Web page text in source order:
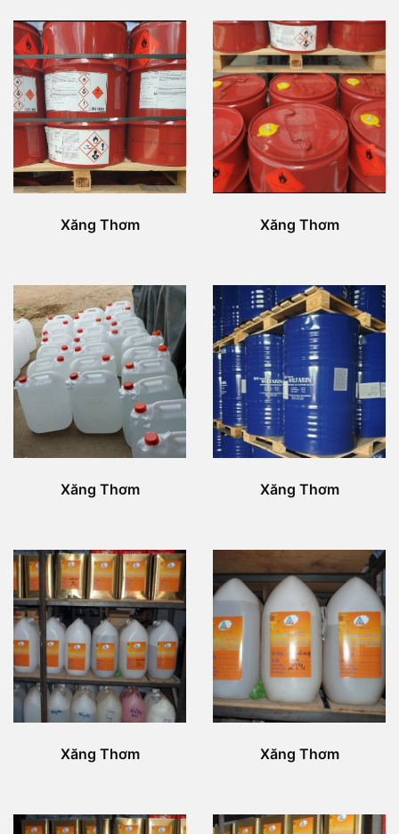
Xăng Thơm Xăng Thơm
Xăng Thơm Xăng Thơm
Xăng Thơm Xăng Thơm